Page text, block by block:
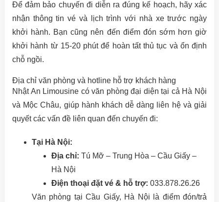
Để đảm bảo chuyến đi diễn ra đúng kế hoạch, hãy xác
nhận thông tin vé và lịch trình với nhà xe trước ngày
khởi hành. Bạn cũng nên đến điểm đón sớm hơn giờ
khởi hành từ 15-20 phút để hoàn tất thủ tục và ổn định
chỗ ngồi.
Địa chỉ văn phòng và hotline hỗ trợ khách hàng
Nhật An Limousine có văn phòng đại diện tại cả Hà Nội
và Mộc Châu, giúp hành khách dễ dàng liên hệ và giải
quyết các vấn đề liên quan đến chuyến đi:
Tại Hà Nội:
Địa chỉ: Tú Mỡ – Trung Hòa – Cầu Giấy –
Hà Nội
Điện thoại đặt vé & hỗ trợ: 033.878.26.26
Văn phòng tại Cầu Giấy, Hà Nội là điểm đón/trả